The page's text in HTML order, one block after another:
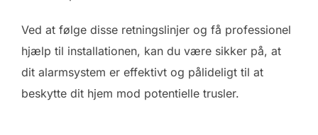
Ved at følge disse retningslinjer og få professionel
hjælp til installationen, kan du være sikker på, at
dit alarmsystem er effektivt og pålideligt til at
beskytte dit hjem mod potentielle trusler.